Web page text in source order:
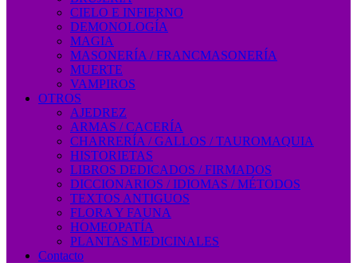
CIELO E INFIERNO
DEMONOLOGÍA
MAGIA
MASONERÍA / FRANCMASONERÍA
MUERTE
VAMPIROS
OTROS
AJEDREZ
ARMAS / CACERÍA
CHARRERÍA / GALLOS / TAUROMAQUIA
HISTORIETAS
LIBROS DEDICADOS / FIRMADOS
DICCIONARIOS / IDIOMAS / MÉTODOS
TEXTOS ANTIGUOS
FLORA Y FAUNA
HOMEOPATÍA
PLANTAS MEDICINALES
Contacto